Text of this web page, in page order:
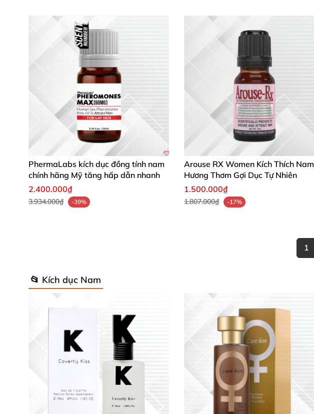
PhermaLabs kích dục đồng tính nam
chính hãng Mỹ tăng hấp dẫn nhanh
2.400.000₫
3.934.000₫ -39%
Arouse RX Women Kích Thích Nam
Hương Thơm Gợi Dục Tự Nhiên
1.500.000₫
1.807.000₫ -17%
1
📂 Kích dục Nam